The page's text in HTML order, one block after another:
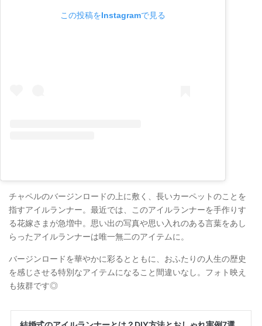
この投稿をInstagramで見る
チャペルのバージンロードの上に敷く、長いカーペットのことを
指すアイルランナー。最近では、このアイルランナーを手作りす
る花嫁さまが急増中。思い出の写真や思い入れのある言葉をあし
らったアイルランナーは唯一無二のアイテムに。
バージンロードを華やかに彩るとともに、おふたりの人生の歴史
を感じさせる特別なアイテムになること間違いなし。フォト映え
も抜群です◎